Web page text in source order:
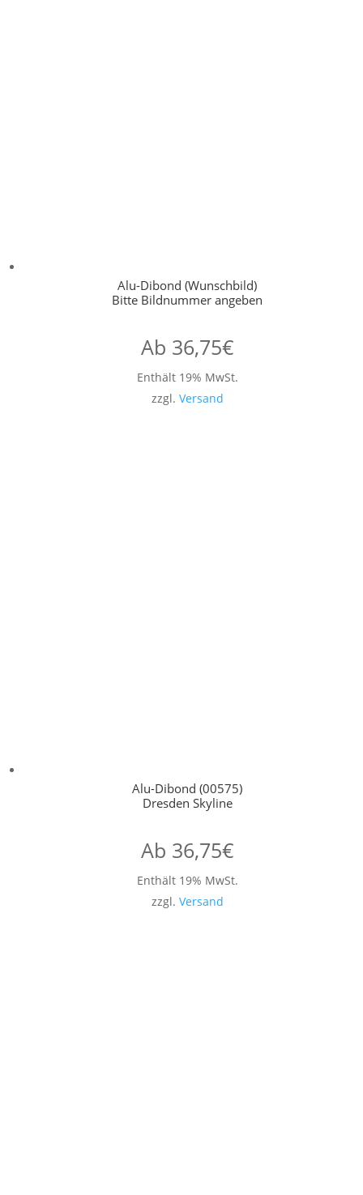
Alu-Dibond (Wunschbild)
Bitte Bildnummer angeben
Ab 36,75€
Enthält 19% MwSt.
zzgl. Versand
Alu-Dibond (00575)
Dresden Skyline
Ab 36,75€
Enthält 19% MwSt.
zzgl. Versand